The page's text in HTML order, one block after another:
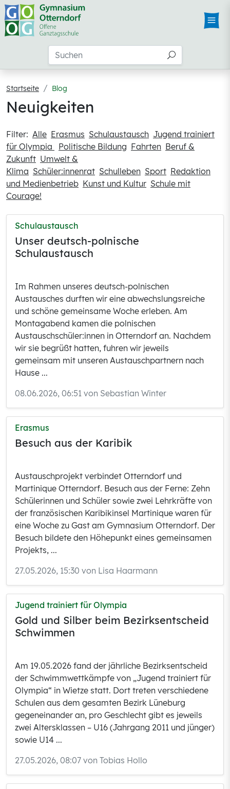
Startseite Blog
Neuigkeiten
Filter: Alle Erasmus Schulaustausch Jugend trainiert
für Olympia
Politische Bildung Fahrten Beruf &
Zukunft Umwelt &
Klima Schüler:innenrat Schulleben Sport Redaktion
und Medienbetrieb Kunst und Kultur Schule mit
Courage!
Schulaustausch
Unser deutsch-polnische
Schulaustausch
Im Rahmen unseres deutsch-polnischen
Austausches durften wir eine abwechslungsreiche
und schöne gemeinsame Woche erleben. Am
Montagabend kamen die polnischen
Austauschschüler:innen in Otterndorf an. Nachdem
wir sie begrüßt hatten, fuhren wir jeweils
gemeinsam mit unseren Austauschpartnern nach
Hause ...
08.06.2026, 06:51 von Sebastian Winter
Erasmus
Besuch aus der Karibik
Austauschprojekt verbindet Otterndorf und
Martinique Otterndorf. Besuch aus der Ferne: Zehn
Schülerinnen und Schüler sowie zwei Lehrkräfte von
der französischen Karibikinsel Martinique waren für
eine Woche zu Gast am Gymnasium Otterndorf. Der
Besuch bildete den Höhepunkt eines gemeinsamen
Projekts, ...
27.05.2026, 15:30 von Lisa Haarmann
Jugend trainiert für Olympia
Gold und Silber beim Bezirksentscheid
Schwimmen
Am 19.05.2026 fand der jährliche Bezirksentscheid
der Schwimmwettkämpfe von „Jugend trainiert für
Olympia“ in Wietze statt. Dort treten verschiedene
Schulen aus dem gesamten Bezirk Lüneburg
gegeneinander an, pro Geschlecht gibt es jeweils
zwei Altersklassen – U16 (Jahrgang 2011 und jünger)
sowie U14 ...
27.05.2026, 08:07 von Tobias Hollo